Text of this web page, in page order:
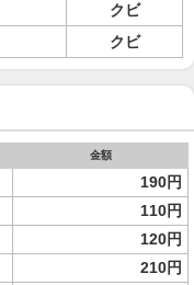
クビ
クビ
金額
190円
110円
120円
210円